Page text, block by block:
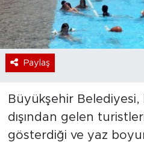
Paylaş
Büyükşehir Belediyesi,
dışından gelen
gösterdiği ve yaz
Dünya
Sektör